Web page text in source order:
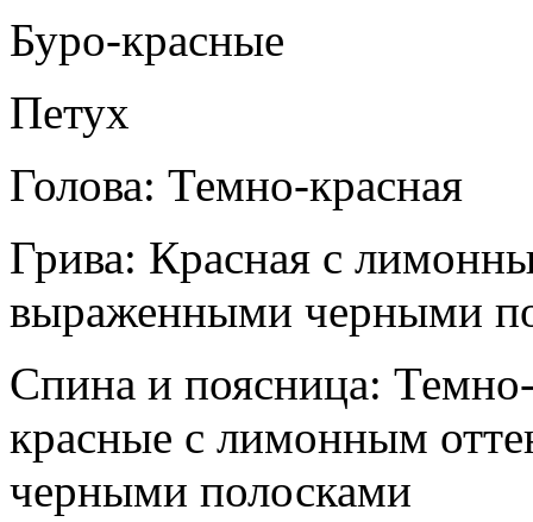
Буро-красные
Петух
Голова: Темно-красная
Грива: Красная с
выраженными черными
Спина и поясница:
красные с лимонным
черными полосками